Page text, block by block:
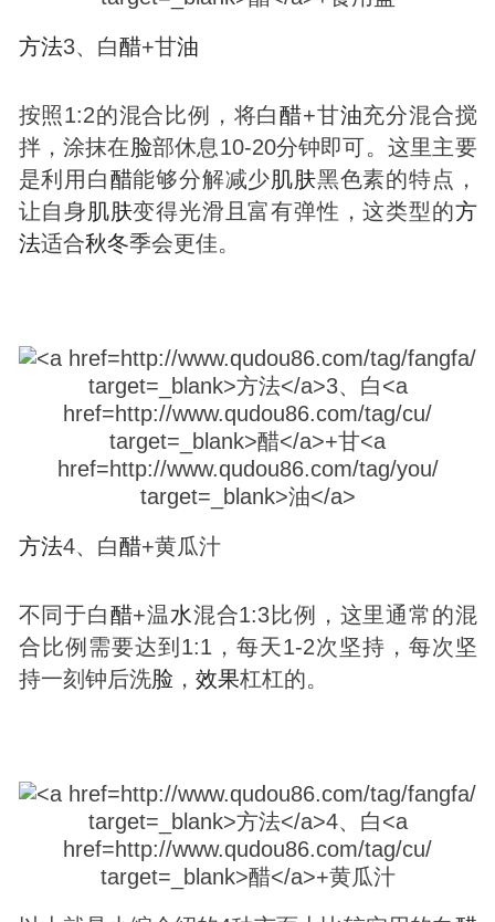
方法3、白醋+甘油
按照1:2的混合比例，将白醋+甘油充分混合搅
拌，涂抹在脸部休息10-20分钟即可。这里主要
是利用白醋能够分解减少肌肤黑色素的特点，
让自身肌肤变得光滑且富有弹性，这类型的方
法适合秋冬季会更佳。
方法4、白醋+黄瓜汁
不同于白醋+温水混合1:3比例，这里通常的混
合比例需要达到1:1，每天1-2次坚持，每次坚
持一刻钟后洗脸 ， 效果杠杠的。